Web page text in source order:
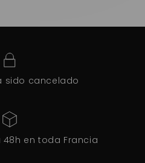
sido cancelado
48h en toda Francia